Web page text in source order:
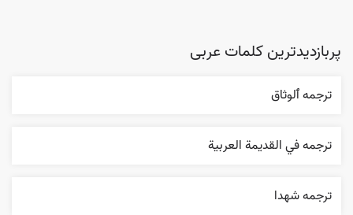
پربازدیدترین کلمات عربی
ترجمه ٱلوثاق
ترجمه في القديمة العربية
ترجمه شهدا